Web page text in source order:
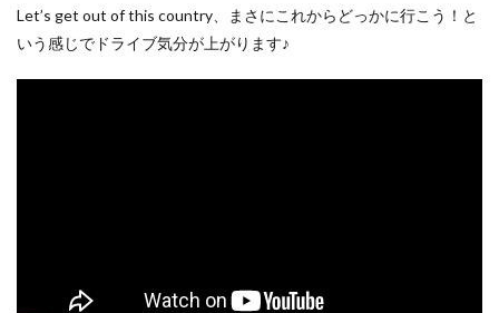
Let’s get out of this country、まさにこれからどっかに行こう！と
いう感じでドライブ気分が上がります♪